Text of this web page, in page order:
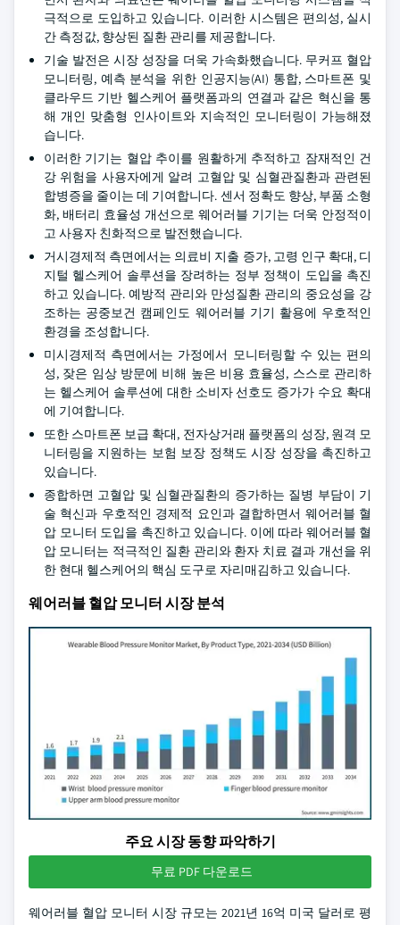
극적으로 도입하고 있습니다. 이러한 시스템은 편의성, 실시
간 측정값, 향상된 질환 관리를 제공합니다.
기술 발전은 시장 성장을 더욱 가속화했습니다. 무커프 혈압
모니터링, 예측 분석을 위한 인공지능(AI) 통합, 스마트폰 및
클라우드 기반 헬스케어 플랫폼과의 연결과 같은 혁신을 통
해 개인 맞춤형 인사이트와 지속적인 모니터링이 가능해졌
습니다.
이러한 기기는 혈압 추이를 원활하게 추적하고 잠재적인 건
강 위험을 사용자에게 알려 고혈압 및 심혈관질환과 관련된
합병증을 줄이는 데 기여합니다. 센서 정확도 향상, 부품 소형
화, 배터리 효율성 개선으로 웨어러블 기기는 더욱 안정적이
고 사용자 친화적으로 발전했습니다.
거시경제적 측면에서는 의료비 지출 증가, 고령 인구 확대, 디
지털 헬스케어 솔루션을 장려하는 정부 정책이 도입을 촉진
하고 있습니다. 예방적 관리와 만성질환 관리의 중요성을 강
조하는 공중보건 캠페인도 웨어러블 기기 활용에 우호적인
환경을 조성합니다.
미시경제적 측면에서는 가정에서 모니터링할 수 있는 편의
성, 잦은 임상 방문에 비해 높은 비용 효율성, 스스로 관리하
는 헬스케어 솔루션에 대한 소비자 선호도 증가가 수요 확대
에 기여합니다.
또한 스마트폰 보급 확대, 전자상거래 플랫폼의 성장, 원격 모
니터링을 지원하는 보험 보장 정책도 시장 성장을 촉진하고
있습니다.
종합하면 고혈압 및 심혈관질환의 증가하는 질병 부담이 기
술 혁신과 우호적인 경제적 요인과 결합하면서 웨어러블 혈
압 모니터 도입을 촉진하고 있습니다. 이에 따라 웨어러블 혈
압 모니터는 적극적인 질환 관리와 환자 치료 결과 개선을 위
한 현대 헬스케어의 핵심 도구로 자리매김하고 있습니다.
웨어러블 혈압 모니터 시장 분석
주요 시장 동향 파악하기
무료 PDF 다운로드
웨어러블 혈압 모니터 시장 규모는 2021년 16억 미국 달러로 평